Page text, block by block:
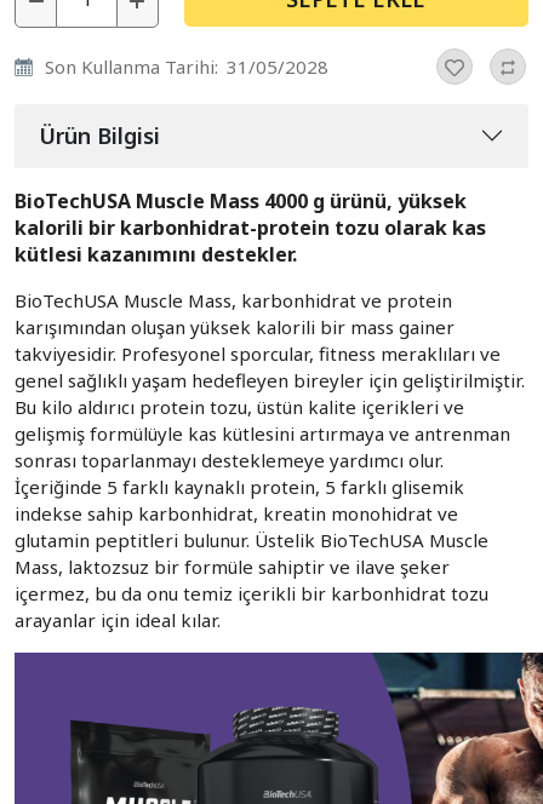
Son Kullanma Tarihi: 31/05/2028
Ürün Bilgisi
BioTechUSA Muscle Mass 4000 g ürünü, yüksek
kalorili bir karbonhidrat-protein tozu olarak kas
kütlesi kazanımını destekler.
BioTechUSA Muscle Mass, karbonhidrat ve protein
karışımından oluşan yüksek kalorili bir mass gainer
takviyesidir. Profesyonel sporcular, fitness meraklıları ve
genel sağlıklı yaşam hedefleyen bireyler için geliştirilmiştir.
Bu kilo aldırıcı protein tozu, üstün kalite içerikleri ve
gelişmiş formülüyle kas kütlesini artırmaya ve antrenman
sonrası toparlanmayı desteklemeye yardımcı olur.
İçeriğinde 5 farklı kaynaklı protein, 5 farklı glisemik
indekse sahip karbonhidrat, kreatin monohidrat ve
glutamin peptitleri bulunur. Üstelik BioTechUSA Muscle
Mass, laktozsuz bir formüle sahiptir ve ilave şeker
içermez, bu da onu temiz içerikli bir karbonhidrat tozu
arayanlar için ideal kılar.